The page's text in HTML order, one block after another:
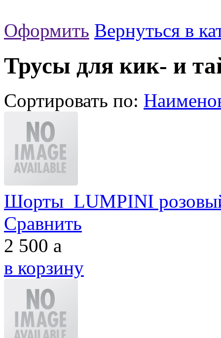
Оформить Вернуться в
Трусы для кик- и
Сортировать по:
Шорты LUMPINI
Сравнить
2 500 a
в корзину